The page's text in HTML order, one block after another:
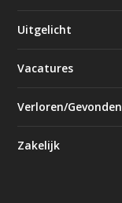
Uitgelicht
Vacatures
Verloren/Gevonden
Zakelijk